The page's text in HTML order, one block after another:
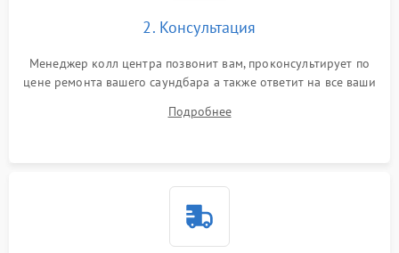
2. Консультация
Менеджер колл центра позвонит вам, проконсультирует по
цене ремонта вашего саундбара а также ответит на все ваши
Подробнее